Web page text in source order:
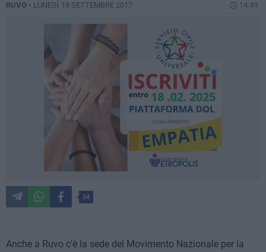
RUVO - LUNEDÌ 18 SETTEMBRE 2017 14.49
54
Anche a Ruvo c'è la sede del Movimento Nazionale per la